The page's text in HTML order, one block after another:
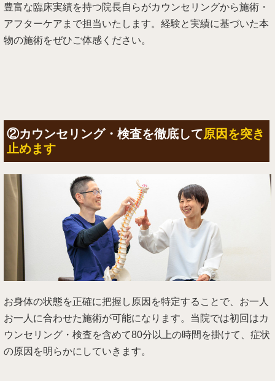
豊富な臨床実績を持つ院長自らがカウンセリングから施術・
アフターケアまで担当いたします。経験と実績に基づいた本
物の施術をぜひご体感ください。
②カウンセリング・検査を徹底して原因を突き
止めます
お身体の状態を正確に把握し原因を特定することで、お一人
お一人に合わせた施術が可能になります。当院では初回はカ
ウンセリング・検査を含めて80分以上の時間を掛けて、症状
の原因を明らかにしていきます。